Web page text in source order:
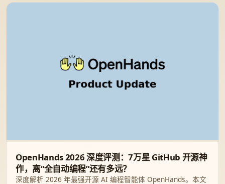
OpenHands 2026 深度评测：7万星 GitHub 开源神
作，离“全自动编程”还有多远？
深度解析 2026 年最强开源 AI 编程智能体 OpenHands。本文